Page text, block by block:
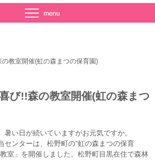
教室開催(虹の森まつの保育園)
び!!森の教室開催(虹の森まつ
暑い日が続いていますがお元気ですか。
センターは、松野町の”虹の森まつの保育
室」を開催しました。松野町目黒在住で森林